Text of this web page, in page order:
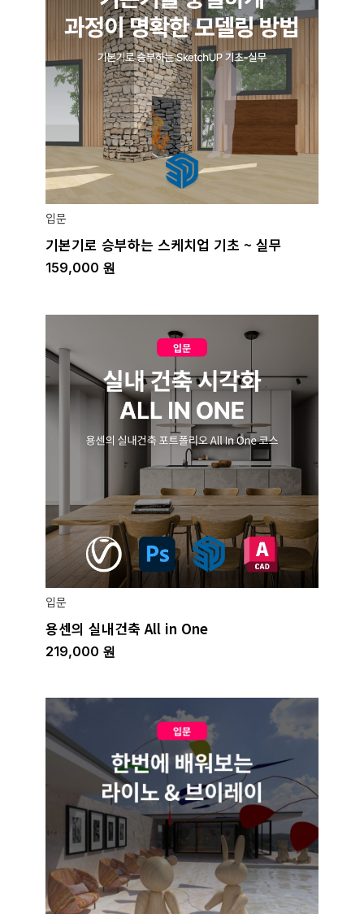
입문
기본기로 승부하는 스케치업 기초 ~ 실무
159,000 원
입문
용센의 실내건축 All in One
219,000 원